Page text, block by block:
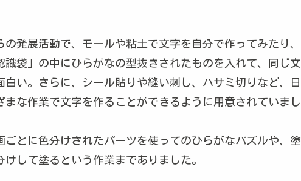
発展活動で、モールや粘土で文字を自分で作ってみたり、
袋」の中にひらがなの型抜きされたものを入れて、同じ文
い。さらに、シール貼りや縫い刺し、ハサミ切りなど、日
な作業で文字を作ることができるように用意されていまし
とに色分けされたパーツを使ってのひらがなパズルや、塗
して塗るという作業までありました。